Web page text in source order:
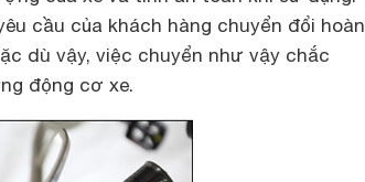
cầu của khách hàng chuyển đổi hoàn
dù vậy, việc chuyển như vậy chắc
động cơ xe.